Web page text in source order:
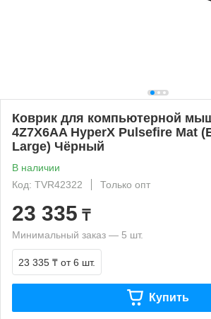
Коврик для компьютерной
4Z7X6AA HyperX Pulsefire Mat
Large) Чёрный
В наличии
Код: TVR42322
Только опт
23 335 ₸
Минимальный заказ — 5 шт.
23 335 ₸ от 6 шт.
Купить